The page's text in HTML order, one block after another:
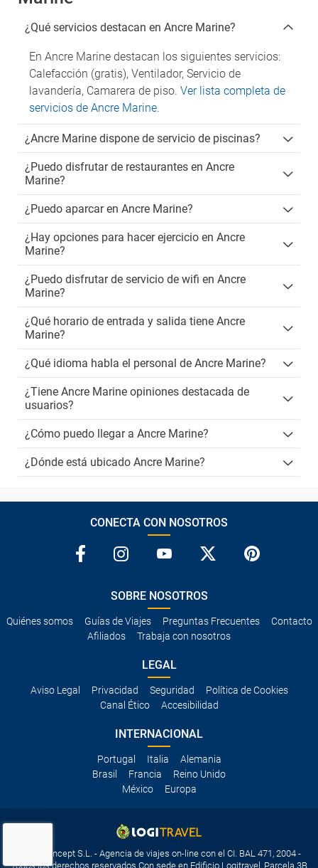
¿Qué servicios destacan en Ancre Marine?
En Ancre Marine destacan los siguientes servicios:
Calefacción (gratis), Ventilador, Servicio de
lavandería, Camarera de piso. Ver lista completa de
servicios de Ancre Marine.
¿Ancre Marine dispone de servicio de piscinas?
¿Puedo disfrutar de restaurantes en Ancre
Marine?
¿Puedo aparcar en Ancre Marine?
¿Hay opciones para hacer ejercicio en Ancre
Marine?
¿Puedo disfrutar de servicio de wifi en Ancre
Marine?
¿Qué horario de entrada y salida tiene Ancre
Marine?
¿Qué idioma habla el personal de Ancre Marine?
¿Tiene Ancre Marine opiniones destacada de
usuarios?
¿Cómo puedo llegar a Ancre Marine?
¿Dónde está ubicado Ancre Marine?
CONECTA CON NOSOTROS
SOBRE NOSOTROS
Quiénes somos Guías de Viajes Preguntas Frecuentes
Contacto
Afiliados
Trabaja con nosotros
LEGAL
Aviso Legal Privacidad Seguridad
Política de Cookies
Canal Ético
Accesibilidad
INTERNACIONAL
Portugal Italia
Alemania
Brasil
Francia
Reino Unido
México
Europa
Travelconcept S.L. - Agencia de viajes on-line con el CI. BAL 471, 2004 -
Todos los derechos reservados Con sede en Edificio Logitravel, Parcela 3B